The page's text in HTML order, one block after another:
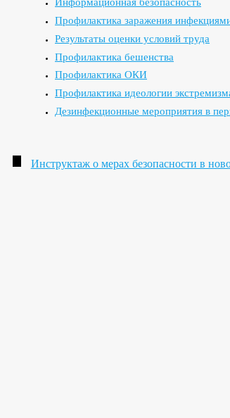
Профилактика заражения
Результаты оценки условий труда
Профилактика бешенства
Профилактика ОКИ
Профилактика идеологии
Дезинфекционные мероприятия в
Инструктаж о мерах безопасности в